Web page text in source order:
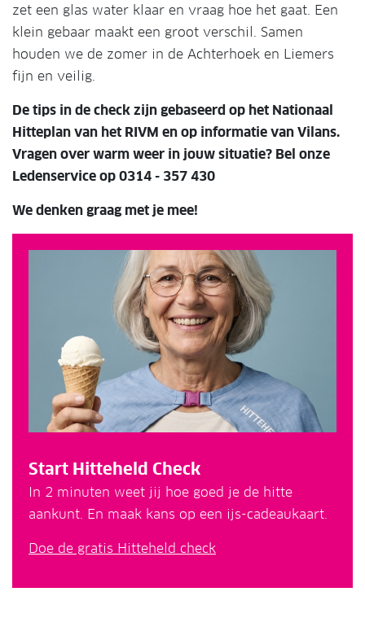
zet een glas water klaar en vraag hoe het gaat. Een
klein gebaar maakt een groot verschil. Samen
houden we de zomer in de Achterhoek en Liemers
fijn en veilig.
De tips in de check zijn gebaseerd op het Nationaal
Hitteplan van het RIVM en op informatie van Vilans.
Vragen over warm weer in jouw situatie? Bel onze
Ledenservice op 0314 - 357 430
We denken graag met je mee!
Start Hitteheld Check
In 2 minuten weet jij hoe goed je de hitte
aankunt. En maak kans op een ijs-cadeaukaart.
Doe de gratis Hitteheld check